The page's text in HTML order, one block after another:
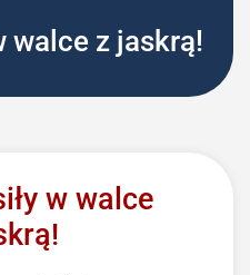
walce z jaskrą!
w walce